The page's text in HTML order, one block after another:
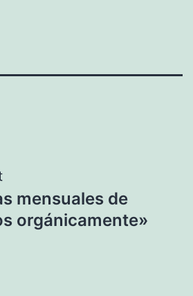
mensuales de
orgánicamente»